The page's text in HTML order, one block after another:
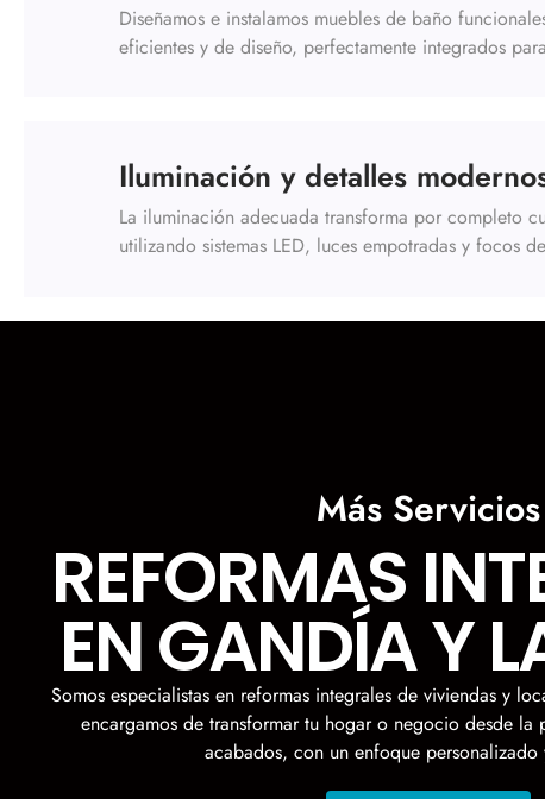
Diseñamos e instalamos muebles de baño
eficientes y de diseño, perfectamente integrados
Iluminación y detalles
La iluminación adecuada transforma por completo
utilizando sistemas LED, luces empotradas y focos
Más Servicios
REFORMAS
EN GANDÍA Y
Somos especialistas en reformas integrales de viviendas y
encargamos de transformar tu hogar o negocio desde la
acabados, con un enfoque